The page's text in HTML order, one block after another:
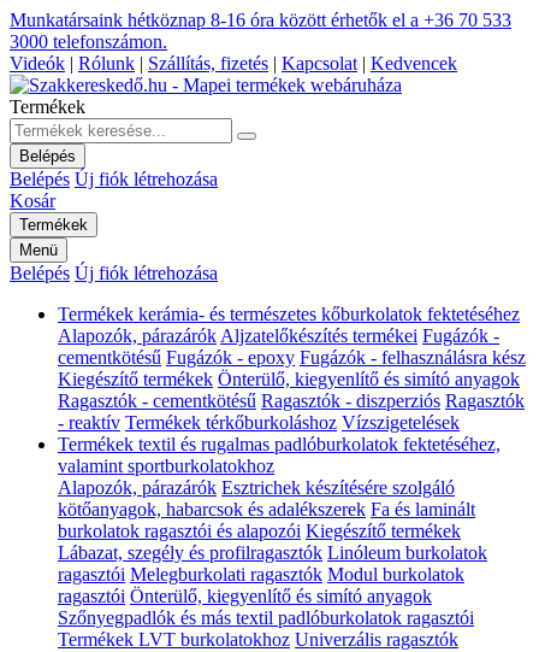
Munkatársaink hétköznap 8-16 óra között érhetők el a +36 70 533
3000 telefonszámon.
Videók | Rólunk | Szállítás, fizetés | Kapcsolat | Kedvencek
Termékek
Belépés
Belépés Új fiók létrehozása
Kosár
Termékek
Menü
Belépés Új fiók létrehozása
Termékek kerámia- és természetes kőburkolatok fektetéséhez
Alapozók, párazárók Aljzatelőkészítés termékei Fugázók -
cementkötésű Fugázók - epoxy Fugázók - felhasználásra kész
Kiegészítő termékek Önterülő, kiegyenlítő és simító anyagok
Ragasztók - cementkötésű Ragasztók - diszperziós Ragasztók
- reaktív Termékek térkőburkoláshoz Vízszigetelések
Termékek textil és rugalmas padlóburkolatok fektetéséhez,
valamint sportburkolatokhoz
Alapozók, párazárók Esztrichek készítésére szolgáló
kötőanyagok, habarcsok és adalékszerek Fa és laminált
burkolatok ragasztói és alapozói Kiegészítő termékek
Lábazat, szegély és profilragasztók Linóleum burkolatok
ragasztói Melegburkolati ragasztók Modul burkolatok
ragasztói Önterülő, kiegyenlítő és simító anyagok
Szőnyegpadlók és más textil padlóburkolatok ragasztói
Termékek LVT burkolatokhoz Univerzális ragasztók